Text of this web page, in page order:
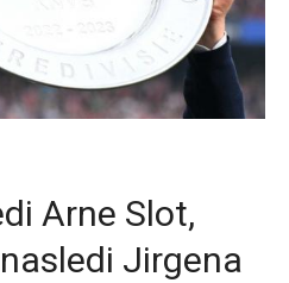
Arne Slot,
Jirgena